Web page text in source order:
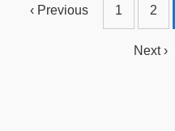
‹ Previous 1 2
Next ›